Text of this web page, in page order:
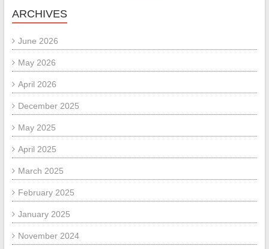
ARCHIVES
June 2026
May 2026
April 2026
December 2025
May 2025
April 2025
March 2025
February 2025
January 2025
November 2024